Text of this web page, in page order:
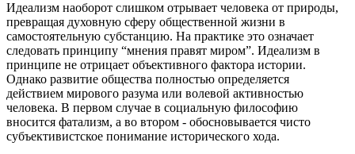
Идеализм наоборот слишком отрывает человека от природы,
превращая духовную сферу общественной жизни в
самостоятельную субстанцию. На практике это означает
следовать принципу “мнения правят миром”. Идеализм в
принципе не отрицает объективного фактора истории.
Однако развитие общества полностью определяется
действием мирового разума или волевой активностью
человека. В первом случае в социальную философию
вносится фатализм, а во втором - обосновывается чисто
субъективистское понимание исторического хода.